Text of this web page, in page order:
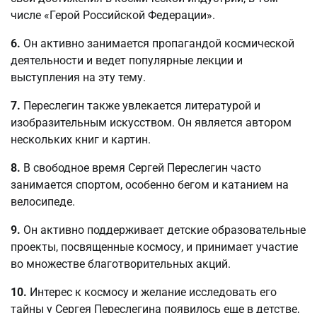
числе «Герой Российской Федерации».
6. Он активно занимается пропагандой космической
деятельности и ведет популярные лекции и
выступления на эту тему.
7. Переслегин также увлекается литературой и
изобразительным искусством. Он является автором
нескольких книг и картин.
8. В свободное время Сергей Переслегин часто
занимается спортом, особенно бегом и катанием на
велосипеде.
9. Он активно поддерживает детские образовательные
проекты, посвященные космосу, и принимает участие
во множестве благотворительных акций.
10. Интерес к космосу и желание исследовать его
тайны у Сергея Переслегина появилось еще в детстве,